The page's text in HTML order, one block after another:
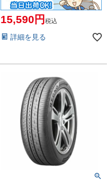
15,590 税込
詳細を見る